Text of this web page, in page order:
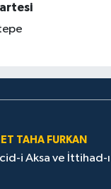
TAHA FURKAN
i Aksa ve İttihad-ı